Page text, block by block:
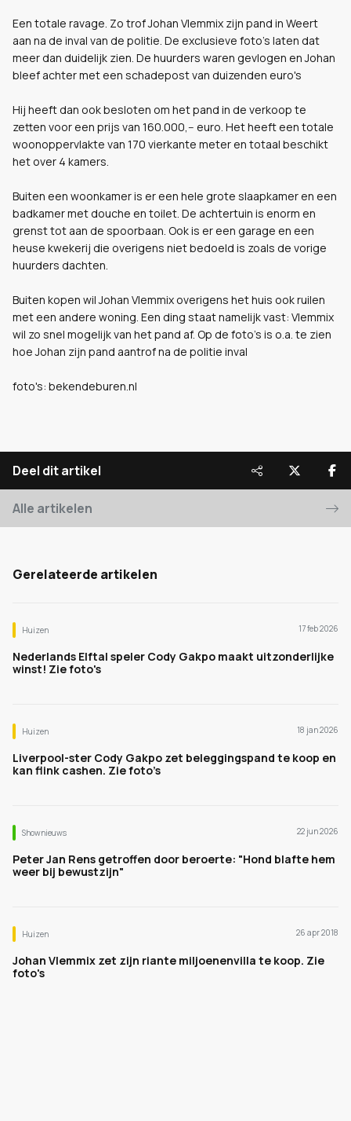
Een totale ravage. Zo trof Johan Vlemmix zijn pand in Weert
aan na de inval van de politie. De exclusieve foto's laten dat
meer dan duidelijk zien. De huurders waren gevlogen en Johan
bleef achter met een schadepost van duizenden euro's
Hij heeft dan ook besloten om het pand in de verkoop te
zetten voor een prijs van 160.000,-- euro. Het heeft een totale
woonoppervlakte van 170 vierkante meter en totaal beschikt
het over 4 kamers.
Buiten een woonkamer is er een hele grote slaapkamer en een
badkamer met douche en toilet. De achtertuin is enorm en
grenst tot aan de spoorbaan. Ook is er een garage en een
heuse kwekerij die overigens niet bedoeld is zoals de vorige
huurders dachten.
Buiten kopen wil Johan Vlemmix overigens het huis ook ruilen
met een andere woning. Een ding staat namelijk vast: Vlemmix
wil zo snel mogelijk van het pand af. Op de foto's is o.a. te zien
hoe Johan zijn pand aantrof na de politie inval
foto's: bekendeburen.nl
Deel dit artikel
Alle artikelen
Gerelateerde artikelen
Huizen 17 feb 2026
Nederlands Elftal speler Cody Gakpo maakt uitzonderlijke
winst! Zie foto's
Huizen 18 jan 2026
Liverpool-ster Cody Gakpo zet beleggingspand te koop en
kan flink cashen. Zie foto’s
Shownieuws 22 jun 2026
Peter Jan Rens getroffen door beroerte: "Hond blafte hem
weer bij bewustzijn"
Huizen 26 apr 2018
Johan Vlemmix zet zijn riante miljoenenvilla te koop. Zie
foto's